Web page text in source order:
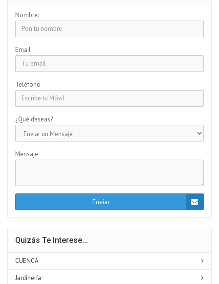
Nombre:
Email
Teléfono
¿Qué deseas?
Mensaje:
Enviar
Quizás Te Interese...
CUENCA
Jardinería